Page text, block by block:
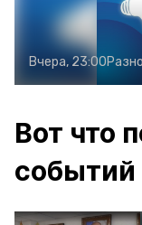
Вчера, 23:00
Вот что
событий